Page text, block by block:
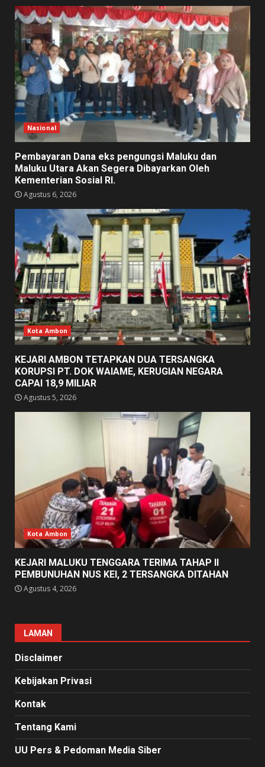
Nasional
Pembayaran Dana eks pengungsi Maluku dan
Maluku Utara Akan Segera Dibayarkan Oleh
Kementerian Sosial RI.
Agustus 6, 2026
Kota Ambon
KEJARI AMBON TETAPKAN DUA TERSANGKA
KORUPSI PT. DOK WAIAME, KERUGIAN NEGARA
CAPAI 18,9 MILIAR
Agustus 5, 2026
Kota Ambon
KEJARI MALUKU TENGGARA TERIMA TAHAP II
PEMBUNUHAN NUS KEI, 2 TERSANGKA DITAHAN
Agustus 4, 2026
LAMAN
Disclaimer
Kebijakan Privasi
Kontak
Tentang Kami
UU Pers & Pedoman Media Siber